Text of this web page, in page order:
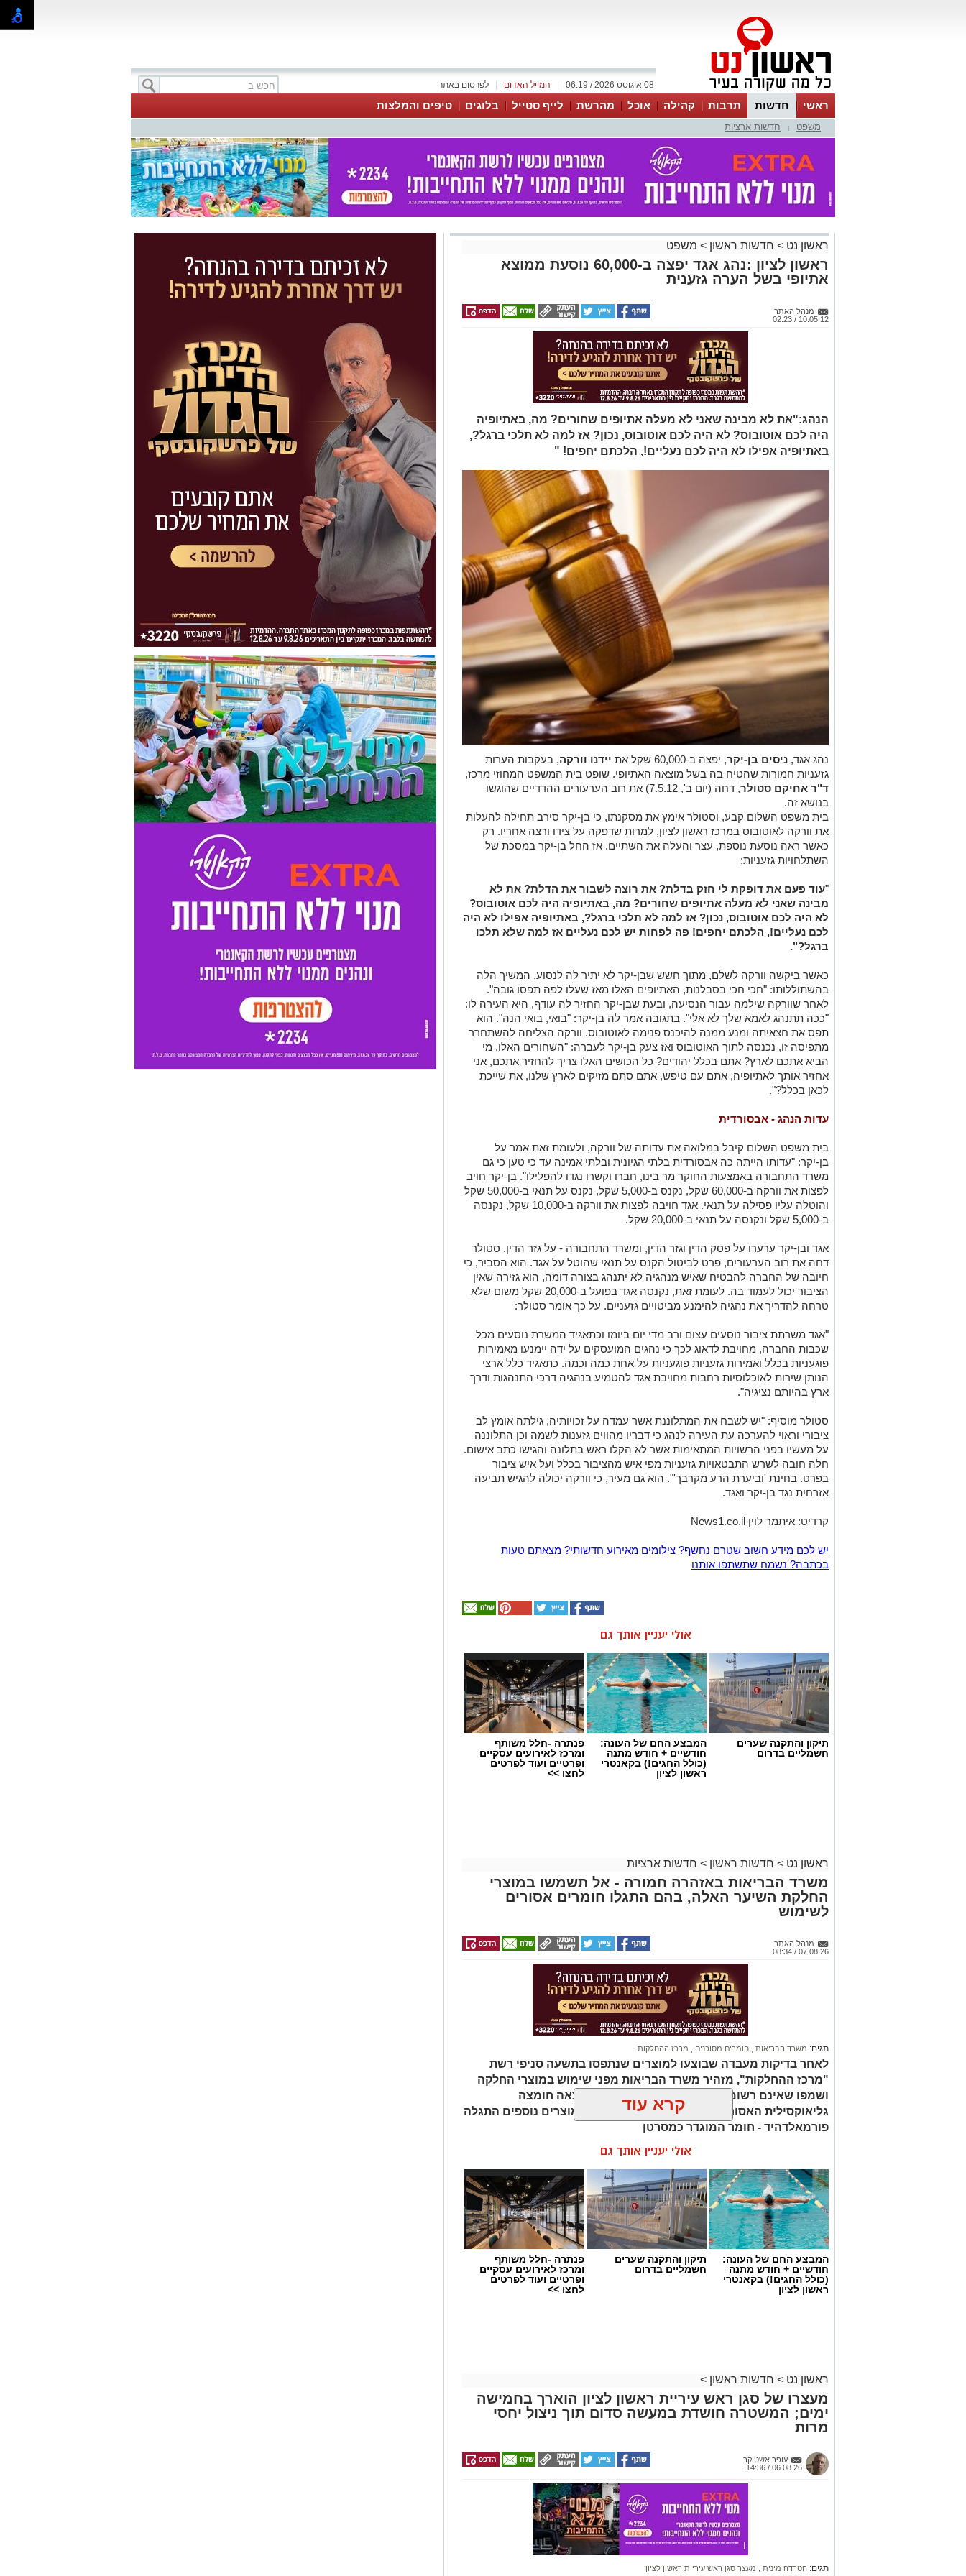
לפרסום באתר המייל האדום 08 אוגוסט 2026 / 06:19
ראשי חדשות תרבות קהילה אוכל מהרשת לייף סטייל בלוגים טיפים והמלצות
משפט חדשות ארציות
ראשון נט > חדשות ראשון > משפט
ראשון לציון :נהג אגד יפצה ב-60,000 נוסעת ממוצא
אתיופי בשל הערה גזענית
מנהל האתר
10.05.12 / 02:23
הנהג:"את לא מבינה שאני לא מעלה אתיופים שחורים? מה, באתיופיה
היה לכם אוטובוס? לא היה לכם אוטובוס, נכון? אז למה לא תלכי ברגל?,
באתיופיה אפילו לא היה לכם נעליים!, הלכתם יחפים! "
נהג אגד, ניסים בן-יקר, יפצה ב-60,000 שקל את יידנו וורקה, בעקבות הערות
גזעניות חמורות שהטיח בה בשל מוצאה האתיופי. שופט בית המשפט המחוזי מרכז,
ד"ר אחיקם סטולר
, דחה (יום ב', 7.5.12) את רוב הערעורים ההדדיים שהוגשו
בנושא זה.
בית משפט השלום קבע, וסטולר אימץ את מסקנתו, כי בן-יקר סירב תחילה להעלות
את וורקה לאוטובוס במרכז ראשון לציון, למרות שדפקה על צידו ורצה אחריו. רק
כאשר ראה נוסעת נוספת, עצר והעלה את השתיים. אז החל בן-יקר במסכת של
השתלחויות גזעניות:
"עוד פעם את דופקת לי חזק בדלת? את רוצה לשבור את הדלת? את לא
מבינה שאני לא מעלה אתיופים שחורים? מה, באתיופיה היה לכם אוטובוס?
לא היה לכם אוטובוס, נכון? אז למה לא תלכי ברגל?, באתיופיה אפילו לא היה
לכם נעליים!, הלכתם יחפים! פה לפחות יש לכם נעליים אז למה שלא תלכו
ברגל?".
כאשר ביקשה וורקה לשלם, מתוך חשש שבן-יקר לא יתיר לה לנסוע, המשיך הלה
בהשתוללותו: "חכי חכי בסבלנות, האתיופים האלו מאז שעלו לפה תפסו גובה".
לאחר שוורקה שילמה עבור הנסיעה, ובעת שבן-יקר החזיר לה עודף, היא העירה לו:
"ככה תתנהג לאמא שלך לא אלי". בתגובה אמר לה בן-יקר: "בואי, בואי הנה". הוא
תפס את חצאיתה ומנע ממנה להיכנס פנימה לאוטובוס. וורקה הצליחה להשתחרר
מתפיסה זו, נכנסה לתוך האוטובוס ואז צעק בן-יקר לעברה: "השחורים האלו, מי
הביא אתכם לארץ? אתם בכלל יהודים? כל הכושים האלו צריך להחזיר אתכם, אני
אחזיר אותך לאתיופיה, אתם עם טיפש, אתם סתם מזיקים לארץ שלנו, את שייכת
לכאן בכלל?".
עדות הנהג - אבסורדית
בית משפט השלום קיבל במלואה את עדותה של וורקה, ולעומת זאת אמר על
בן-יקר: "עדותו הייתה כה אבסורדית בלתי הגיונית ובלתי אמינה עד כי טען כי גם
משרד התחבורה באמצעות החוקר מר בינו, חברו וקשרו נגדו להפלילו". בן-יקר חויב
לפצות את וורקה ב-60,000 שקל, נקנס ב-5,000 שקל, נקנס על תנאי ב-50,000 שקל
והוטלה עליו פסילה על תנאי. אגד חויבה לפצות את וורקה ב-10,000 שקל, נקנסה
ב-5,000 שקל ונקנסה על תנאי ב-20,000 שקל.
אגד ובן-יקר ערערו על פסק הדין וגזר הדין, ומשרד התחבורה - על גזר הדין. סטולר
דחה את רוב הערעורים, פרט לביטול הקנס על תנאי שהוטל על אגד. הוא הסביר, כי
חיובה של החברה להבטיח שאיש מנהגיה לא יתנהג בצורה דומה, הוא גזירה שאין
הציבור יכול לעמוד בה. לעומת זאת, נקנסה אגד בפועל ב-20,000 שקל משום שלא
טרחה להדריך את נהגיה להימנע מביטויים גזעניים. על כך אומר סטולר:
"אגד משרתת ציבור נוסעים עצום ורב מדי יום ביומו וכתאגיד המשרת נוסעים מכל
שכבות החברה, מחויבת לדאוג לכך כי נהגים המועסקים על ידה יימנעו מאמירות
פוגעניות בכלל ואמירות גזעניות פוגעניות על אחת כמה וכמה. כתאגיד כלל ארצי
הנותן שירות לאוכלוסיות רחבות מחויבת אגד להטמיע בנהגיה דרכי התנהגות ודרך
ארץ בהיותם נציגיה".
סטולר מוסיף: "יש לשבח את המתלוננת אשר עמדה על זכויותיה, גילתה אומץ לב
ציבורי וראוי להערכה עת העירה לנהג כי דבריו מהווים גזענות לשמה וכן התלוננה
על מעשיו בפני הרשויות המתאימות אשר לא הקלו ראש בתלונה והגישו כתב אישום.
חלה חובה לשרש התבטאויות גזעניות מפי איש מהציבור בכלל ועל איש ציבור
בפרט. בחינת 'וביערת הרע מקרבך'". הוא גם מעיר, כי וורקה יכולה להגיש תביעה
אזרחית נגד בן-יקר ואגד.
קרדיט: איתמר לוין News1.co.il
יש לכם מידע חשוב שטרם נחשף? צילומים מאירוע חדשותי? מצאתם טעות
בכתבה? נשמח שתשתפו אותנו
אולי יעניין אותך גם
תיקון והתקנה שערים
חשמליים בדרום
המבצע החם של העונה:
חודשיים + חודש מתנה
(כולל החגים!) בקאנטרי
ראשון לציון
פנתרה -חלל משותף
ומרכז לאירועים עסקיים
ופרטיים ועוד לפרטים
לחצו >>
ראשון נט > חדשות ראשון > חדשות ארציות
משרד הבריאות באזהרה חמורה - אל תשמשו במוצרי
החלקת השיער האלה, בהם התגלו חומרים אסורים
לשימוש
מנהל האתר
07.08.26 / 08:34
תגים: משרד הבריאות חומרים מסוכנים מרכז ההחלקות
לאחר בדיקות מעבדה שבוצעו למוצרים שנתפסו בתשעה סניפי רשת
"מרכז ההחלקות", מזהיר משרד הבריאות מפני שימוש במוצרי החלקה
ושמפו שאינם רשומים כחוק. בחלק מהמוצרים נמצאה חומצה
גליאוקסילית האסורה לשימוש בהחלקות שיער, ובמוצרים נוספים התגלה
פורמאלדהיד - חומר המוגדר כמסרטן
צילומים: משרד הבריאות
משרד הבריאות פרסם אזהרה לציבור מפני שימוש במוצרי שיער נוספים שנתפסו
במסגרת מבצע פיקוח שנערך בתשעה סניפי רשת "מרכז ההחלקות".
האזהרה מתפרסמת לאחר שבדיקות מעבדה הושלמו לכלל המוצרים שנאספו
במהלך המבצע, ובהמשך להודעת משרד הבריאות שפורסמה בחודש יולי.
בין המוצרים שנמצאו ואינם רשומים במאגרי משרד הבריאות, ולכן חל איסור
קרא עוד
אולי יעניין אותך גם
המבצע החם של העונה:
חודשיים + חודש מתנה
(כולל החגים!) בקאנטרי
ראשון לציון
תיקון והתקנה שערים
חשמליים בדרום
פנתרה -חלל משותף
ומרכז לאירועים עסקיים
ופרטיים ועוד לפרטים
לחצו >>
ראשון נט > חדשות ראשון >
מעצרו של סגן ראש עיריית ראשון לציון הוארך בחמישה
ימים; המשטרה חושדת במעשה סדום תוך ניצול יחסי
מרות
עופר אשטוקר
06.08.26 / 14:36
תגים: הטרדה מינית מעצר סגן ראש עיריית ראשון לציון